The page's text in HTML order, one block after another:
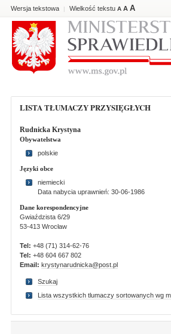
Wersja tekstowa | Wielkość tekstu A A A
LISTA TŁUMACZY PRZYSIĘGŁYCH
Rudnicka Krystyna
Obywatelstwa
polskie
Języki obce
niemiecki
Data nabycia uprawnień: 30-06-1986
Dane korespondencyjne
Gwiaździsta 6/29
53-413 Wrocław
Tel: +48 (71) 314-62-76
Tel: +48 604 667 802
Email: krystynarudnicka@post.pl
Szukaj
Lista wszystkich tlumaczy sortowanych wg